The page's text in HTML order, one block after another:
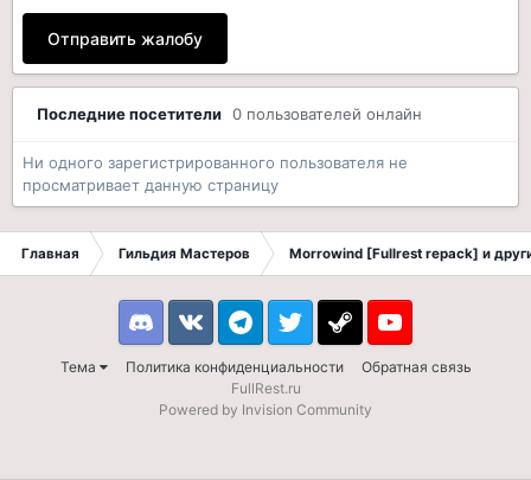
Отправить жалобу
Последние посетители 0 пользователей онлайн
Ни одного зарегистрированного пользователя не
просматривает данную страницу
Главная Гильдия Мастеров Morrowind [Fullrest repack] и
Тема Политика конфиденциальности Обратная связь
DiscordVK TelegramTwitter Steam Youtube
FullRest.ru
Powered by Invision Community